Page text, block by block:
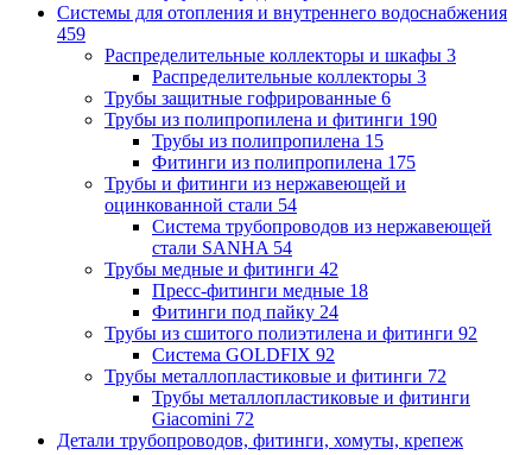
Системы для отопления и внутреннего водоснабжения
459
Распределительные коллекторы и шкафы 3
Распределительные коллекторы 3
Трубы защитные гофрированные 6
Трубы из полипропилена и фитинги 190
Трубы из полипропилена 15
Фитинги из полипропилена 175
Трубы и фитинги из нержавеющей и
оцинкованной стали 54
Система трубопроводов из нержавеющей
стали SANHA 54
Трубы медные и фитинги 42
Пресс-фитинги медные 18
Фитинги под пайку 24
Трубы из сшитого полиэтилена и фитинги 92
Система GOLDFIX 92
Трубы металлопластиковые и фитинги 72
Трубы металлопластиковые и фитинги
Giacomini 72
Детали трубопроводов, фитинги, хомуты, крепеж